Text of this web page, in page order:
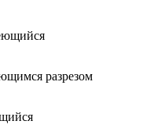
разрезом